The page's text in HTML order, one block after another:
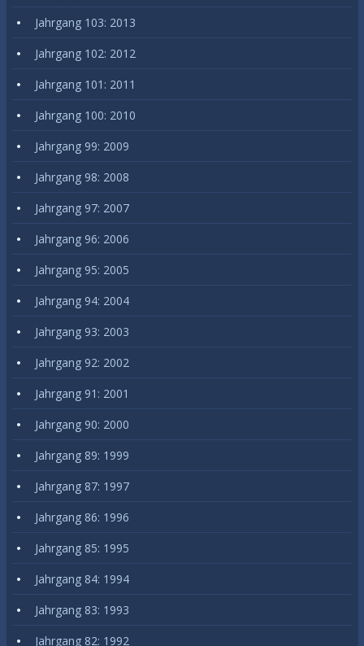
Jahrgang 103: 2013
Jahrgang 102: 2012
Jahrgang 101: 2011
Jahrgang 100: 2010
Jahrgang 99: 2009
Jahrgang 98: 2008
Jahrgang 97: 2007
Jahrgang 96: 2006
Jahrgang 95: 2005
Jahrgang 94: 2004
Jahrgang 93: 2003
Jahrgang 92: 2002
Jahrgang 91: 2001
Jahrgang 90: 2000
Jahrgang 89: 1999
Jahrgang 87: 1997
Jahrgang 86: 1996
Jahrgang 85: 1995
Jahrgang 84: 1994
Jahrgang 83: 1993
Jahrgang 82: 1992